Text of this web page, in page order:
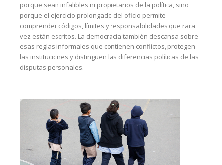
porque sean infalibles ni propietarios de la política, sino
porque el ejercicio prolongado del oficio permite
comprender códigos, límites y responsabilidades que rara
vez están escritos. La democracia también descansa sobre
esas reglas informales que contienen conflictos, protegen
las instituciones y distinguen las diferencias políticas de las
disputas personales.